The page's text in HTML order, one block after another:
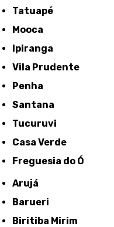
Tatuapé
Mooca
Ipiranga
Vila Prudente
Penha
Santana
Tucuruvi
Casa Verde
Freguesia do Ó
Arujá
Barueri
Biritiba Mirim